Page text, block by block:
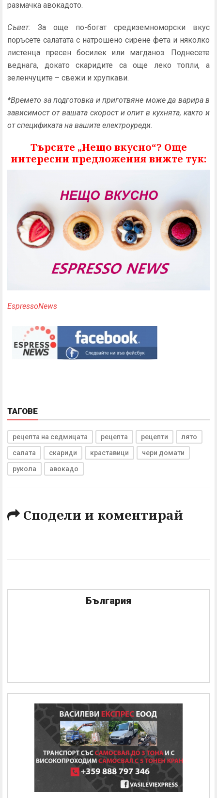
размачка авокадото.
Съвет: За още по-богат средиземноморски вкус
поръсете салатата с натрошено сирене фета и няколко
листенца пресен босилек или магданоз. Поднесете
веднага, докато скаридите са още леко топли, а
зеленчуците – свежи и хрупкави.
*Времето за подготовка и приготвяне може да варира в
зависимост от вашата скорост и опит в кухнята, както и
от спецификата на вашите електроуреди.
Търсите „Нещо вкусно“? Още
интересни предложения вижте тук:
EspressoNews
ТАГОВЕ
рецепта на седмицата рецепта рецепти лято
салата скариди краставици чери домати
рукола авокадо
Сподели и коментирай
България